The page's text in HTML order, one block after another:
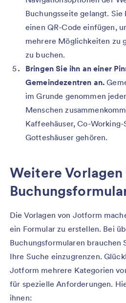
Buchungsseite gelangt. Sie
einen QR-Code einfügen,
mehrere Möglichkeiten zu
zu buchen.
Bringen Sie ihn an einer
Gemeindezentren an.
im Grunde genommen
Menschen
Kaffeehäuser, Co-Working-
Gotteshäuser gehören.
Weitere
Die Vorlagen von Jotform
ein Formular zu erstellen. Bei
Buchungsformularen brauchen
Ihre Suche einzugrenzen.
Jotform mehrere Kategorien
für spezielle Anforderungen.
ihnen: